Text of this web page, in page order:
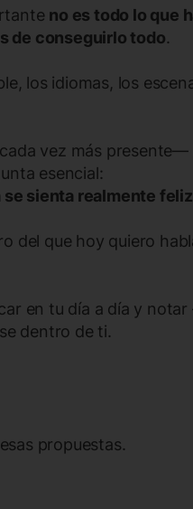
no es todo lo que
de conseguirlo todo.
los idiomas, los
vez más presente—
esencial:
se sienta realmente
del que hoy quiero
en tu día a día y
dentro de ti.
propuestas.